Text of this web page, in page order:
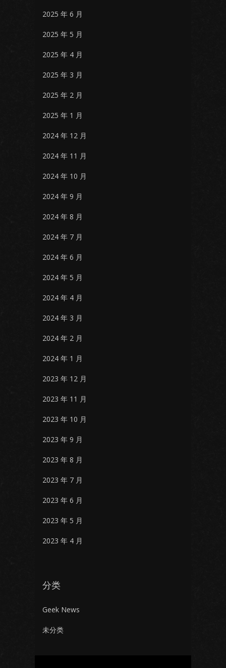
2025 年 6 月
2025 年 5 月
2025 年 4 月
2025 年 3 月
2025 年 2 月
2025 年 1 月
2024 年 12 月
2024 年 11 月
2024 年 10 月
2024 年 9 月
2024 年 8 月
2024 年 7 月
2024 年 6 月
2024 年 5 月
2024 年 4 月
2024 年 3 月
2024 年 2 月
2024 年 1 月
2023 年 12 月
2023 年 11 月
2023 年 10 月
2023 年 9 月
2023 年 8 月
2023 年 7 月
2023 年 6 月
2023 年 5 月
2023 年 4 月
分类
Geek News
未分类